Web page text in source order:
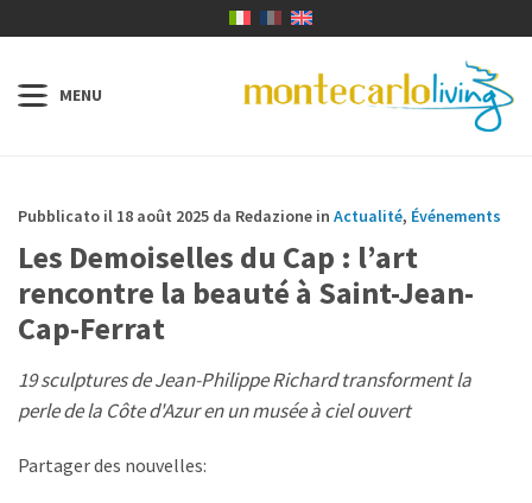
Pubblicato il 18 août 2025 da Redazione in Actualité, Événements
Les Demoiselles du Cap : l’art
rencontre la beauté à Saint-Jean-
Cap-Ferrat
19 sculptures de Jean-Philippe Richard transforment la
perle de la Côte d'Azur en un musée à ciel ouvert
Partager des nouvelles: